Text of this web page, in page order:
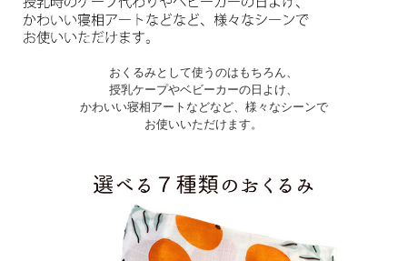
おくるみとして使うのはもちろん、
授乳ケープやベビーカーの日よけ、
かわいい寝相アートなどなど、様々なシーンで
お使いいただけます。